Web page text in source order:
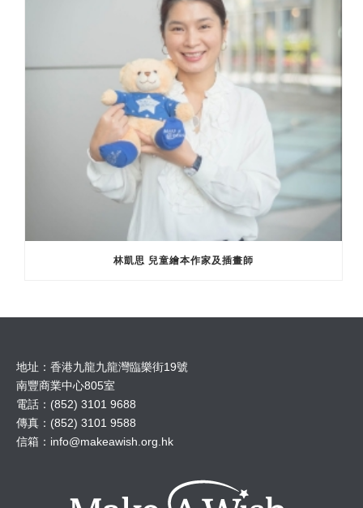
林凱思 兒童繪本作家及插畫師
地址：香港九龍九龍灣臨樂街19號
南豐商業中心805室
電話：(852) 3101 9688
傳真：(852) 3101 9588
信箱： info@makeawish.org.hk